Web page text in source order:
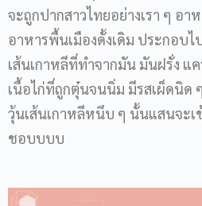
จะถูกปากสาวไทยอย่างเรา ๆ อ
อาหารพื้นเมืองดั้งเดิม ประกอบ
เส้นเกาหลีที่ทำจากมัน มันฝรั่ง แ
เนื้อไก่ที่ถูกตุ๋นจนนิ่ม มีรสเผ็ดนิด
วุ้นเส้นเกาหลีหนึบ ๆ นั้นแสนจะเ
ชอบบบบ